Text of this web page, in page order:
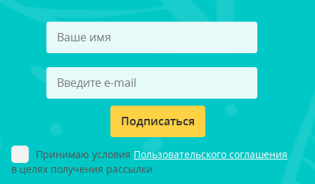
Подписаться
Принимаю условия Пользовательского соглашения
в целях получения рассылки